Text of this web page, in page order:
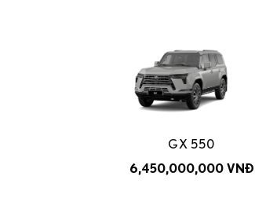
GX 550
6,450,000,000 VNĐ